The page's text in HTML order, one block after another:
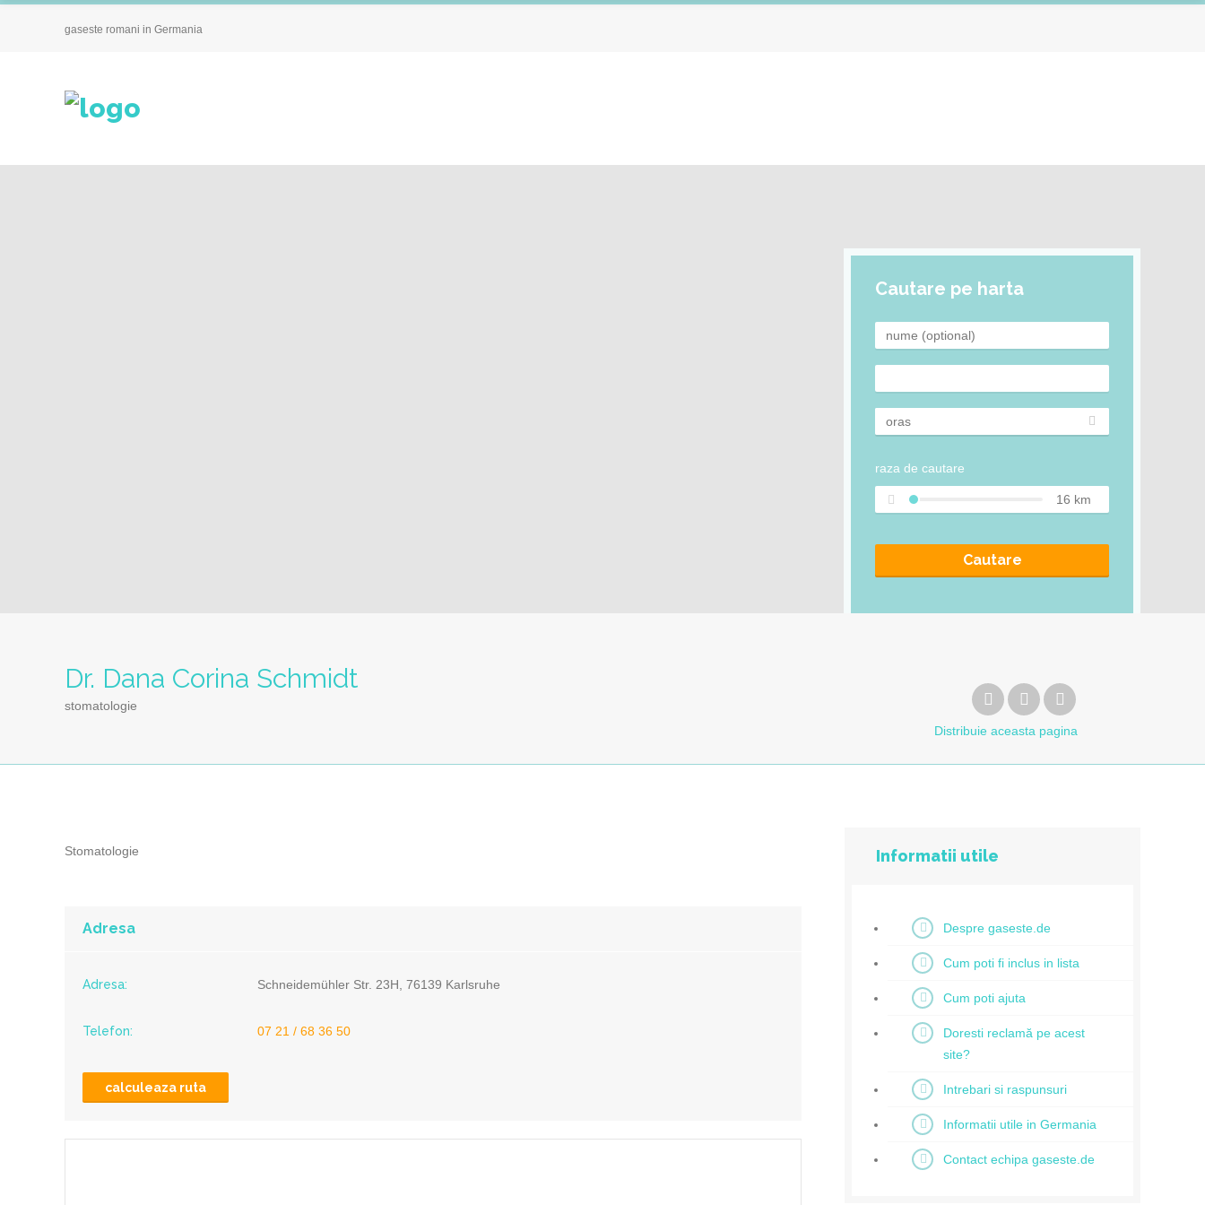
gaseste romani in Germania
Cautare pe harta
raza de cautare
16 km
Cautare
Dr. Dana Corina Schmidt
stomatologie
Distribuie aceasta pagina
Stomatologie
Adresa
Adresa: Schneidemühler Str. 23H, 76139 Karlsruhe
Telefon: 07 21 / 68 36 50
calculeaza ruta
Informatii utile
Despre gaseste.de
Cum poti fi inclus in lista
Cum poti ajuta
Doresti reclamă pe acest
site?
Intrebari si raspunsuri
Informatii utile in Germania
Contact echipa gaseste.de